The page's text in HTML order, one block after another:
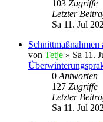
103 Zugriffe
Letzter
Sa 11. Jul
von Tetje » Sa 11.
0 Antworten
127 Zugriffe
Letzter
Sa 11. Jul